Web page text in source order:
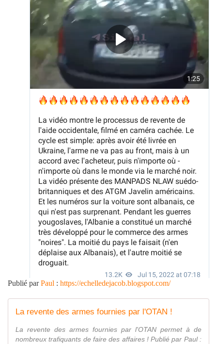
Publié parPaul : https://echelledejacob.blogspot.com/
La revente des armes fournies par l'OTAN !
La revente des armes fournies par l'OTAN permet à de
nombreux trafiquants de faire des affaires ! Publié par Paul :